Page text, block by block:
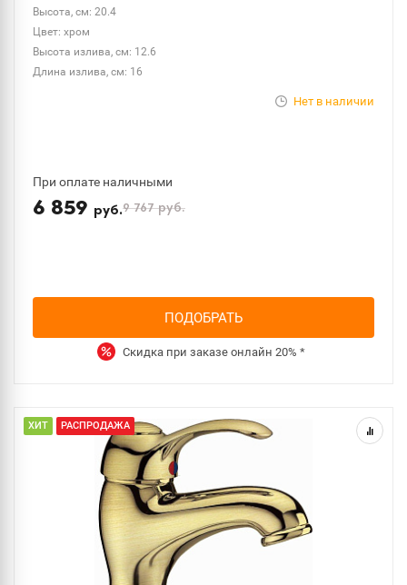
Высота, см: 20.4
Цвет: хром
Высота излива, см: 12.6
Длина излива, см: 16
Нет в наличии
При оплате наличными
6 859 руб.9 767руб.
ПОДОБРАТЬ
Скидка при заказе онлайн 20% *
ХИТ РАСПРОДАЖА